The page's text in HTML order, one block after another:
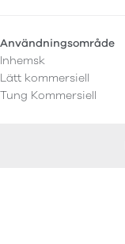
Användningsområde
Inhemsk
Lätt kommersiell
Tung Kommersiell